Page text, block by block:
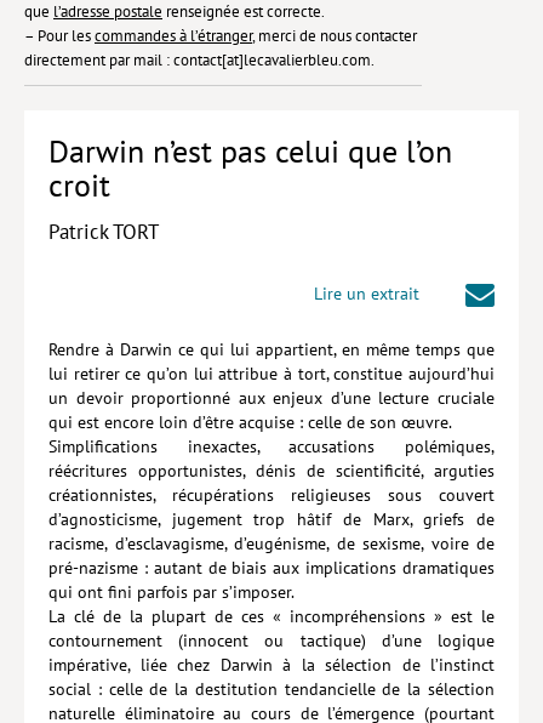
>> Cavalier poche <<
>> Livres numériques <<
PARTENARIATS
CONTACT
NEWSLETTER
POLITIQUE DE CONFIDENTIALITÉ
MENTIONS LÉGALES
POLITIQUE RELATIVE AUX COOKIES
que l’adresse postale renseignée est correcte.
– Pour lescommandes à l’étranger, merci de nous contacter
directement par mail : contact[at]lecavalierbleu.com.
Darwin n’est pas celui que l’on
croit
Patrick TORT
Lire un extrait
Rendre à Darwin ce qui lui appartient, en même temps que
lui retirer ce qu’on lui attribue à tort, constitue aujourd’hui
un devoir proportionné aux enjeux d’une lecture cruciale
qui est encore loin d’être acquise : celle de son œuvre.
Simplifications inexactes, accusations polémiques,
réécritures opportunistes, dénis de scientificité, arguties
créationnistes, récupérations religieuses sous couvert
d’agnosticisme, jugement trop hâtif de Marx, griefs de
racisme, d’esclavagisme, d’eugénisme, de sexisme, voire de
pré-nazisme : autant de biais aux implications dramatiques
qui ont fini parfois par s’imposer.
La clé de la plupart de ces « incompréhensions » est le
contournement (innocent ou tactique) d’une logique
impérative, liée chez Darwin à la sélection de l’instinct
social : celle de la destitution tendancielle de la sélection
naturelle éliminatoire au cours de l’émergence (pourtant